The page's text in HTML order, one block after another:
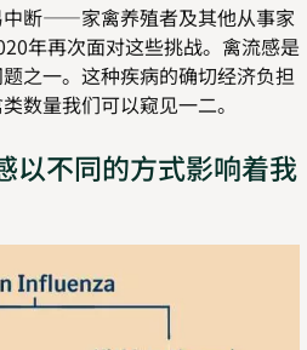
中断——家禽养殖者及其他从事家
年再次面对这些挑战。禽流感是
之一。这种疾病的确切经济负担
数量我们可以窥见一二。
以不同的方式影响着我